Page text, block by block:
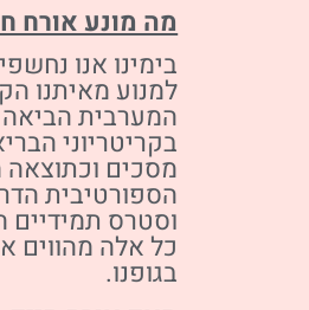
מה מונע אורח
בימינו אנו
למנוע מאיתנו
המערבית הביאה
בקריטריוני
מסכים
הספורטיבית
וסטרס תמידיים
כל אלה מהווים
בגופנו.